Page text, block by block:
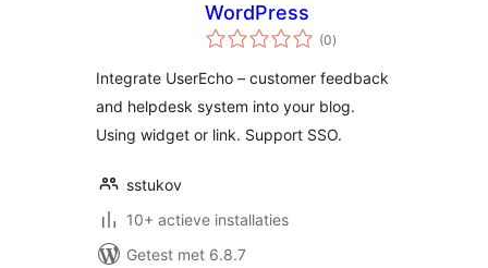
WordPress
(0totaal
waarderingen
)
Integrate UserEcho – customer feedback
and helpdesk system into your blog.
Using widget or link. Support SSO.
sstukov
10+ actieve installaties
Getest met 6.8.7